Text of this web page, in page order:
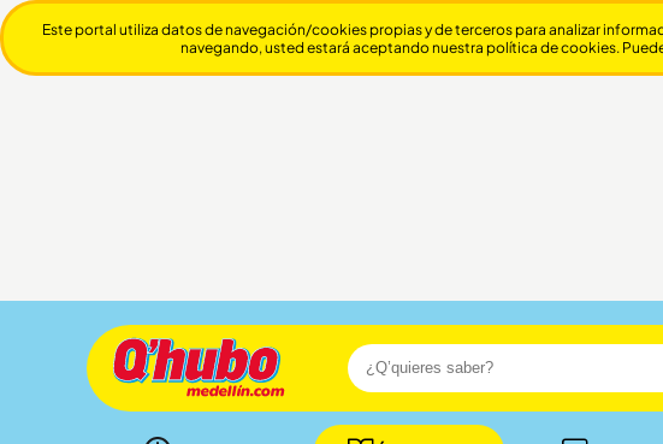
Este portal utiliza datos de navegación/cookies propias y de terceros para analizar
navegando, usted estará aceptando nuestra política de cookies.